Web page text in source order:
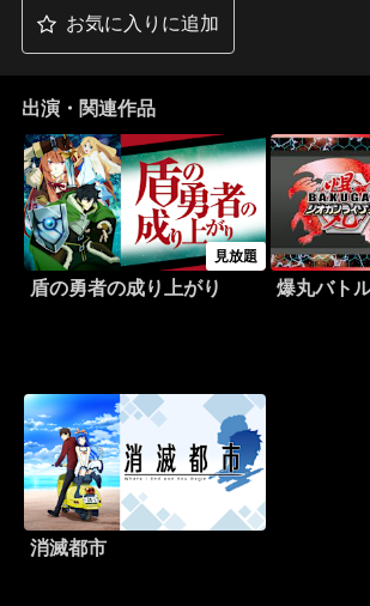
お気に入りに追加
出演・関連作品
見放題
盾の勇者の成り上がり 爆丸バト
消滅都市